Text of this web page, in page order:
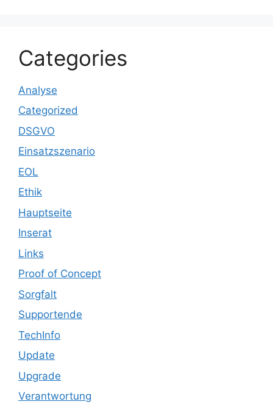
Categories
Analyse
Categorized
DSGVO
Einsatzszenario
EOL
Ethik
Hauptseite
Inserat
Links
Proof of Concept
Sorgfalt
Supportende
TechInfo
Update
Upgrade
Verantwortung